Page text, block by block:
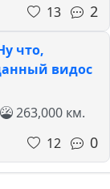
13
2
что,
видос
263,000 км.
12
0